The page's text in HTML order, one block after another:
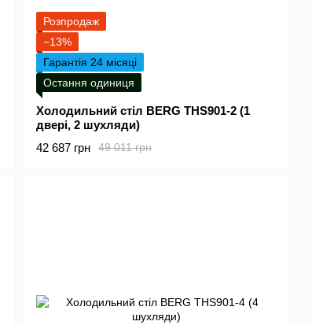
Розпродаж
−13%
Гарантія 24 місяці
Остання одиниця
Холодильний стіл BERG THS901-2 (1
двері, 2 шухляди)
49 011 грн
42 687 грн